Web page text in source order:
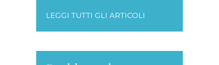
LEGGI TUTTI GLI ARTICOLI